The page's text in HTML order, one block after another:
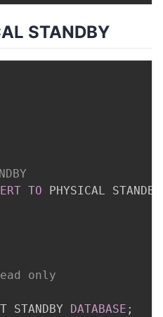
STANDBY
TO PHYSICAL STANDBY
read only
STANDBY DATABASE ;